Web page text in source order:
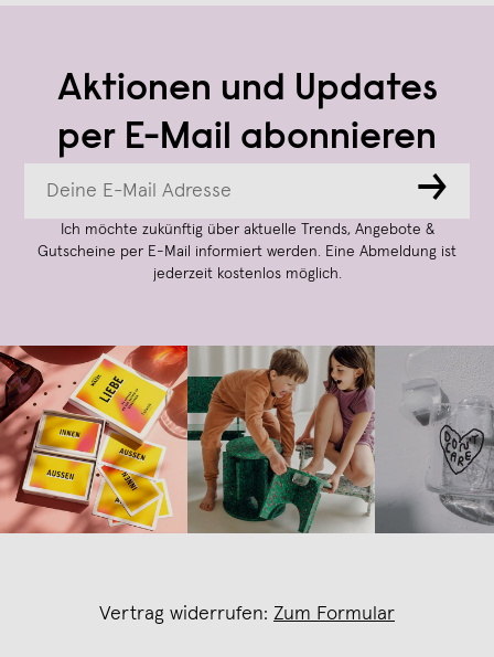
Aktionen und Updates
per E-Mail abonnieren
→
Ich möchte zukünftig über aktuelle Trends, Angebote &
Gutscheine per E-Mail informiert werden. Eine Abmeldung ist
jederzeit kostenlos möglich.
Vertrag widerrufen: Zum Formular